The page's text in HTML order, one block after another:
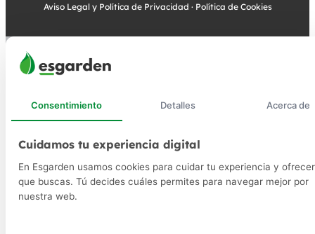
Aviso Legal y Política de Privacidad · Política de Cookies
Consentimiento Detalles Acerca de
Cuidamos tu experiencia digital
En Esgarden usamos cookies para cuidar tu experiencia y
que buscas. Tú decides cuáles permites para navegar mejor por
nuestra web.